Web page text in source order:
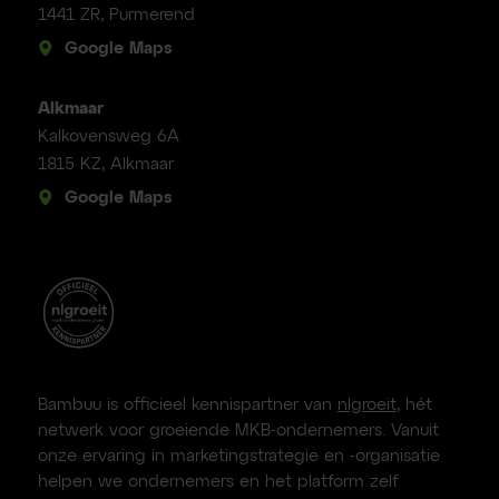
1441 ZR, Purmerend
Google Maps
Alkmaar
Kalkovensweg 6A
1815 KZ, Alkmaar
Google Maps
Bambuu is officieel kennispartner van nlgroeit, hét
netwerk voor groeiende MKB-ondernemers. Vanuit
onze ervaring in marketingstrategie en -organisatie
helpen we ondernemers en het platform zelf